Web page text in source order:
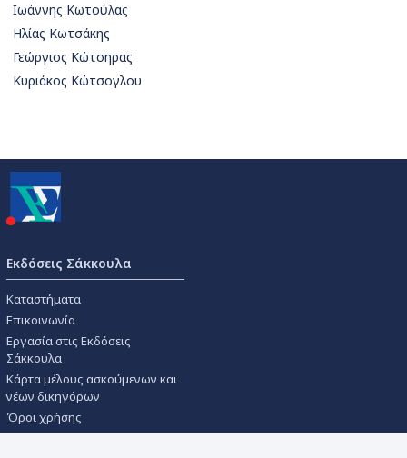
Ιωάννης Κωτούλας
Ηλίας Κωτσάκης
Γεώργιος Κώτσηρας
Κυριάκος Κώτσογλου
Εκδόσεις Σάκκουλα
Καταστήματα
Επικοινωνία
Εργασία στις Εκδόσεις
Σάκκουλα
Κάρτα μέλους ασκούμενων και
νέων δικηγόρων
Όροι χρήσης